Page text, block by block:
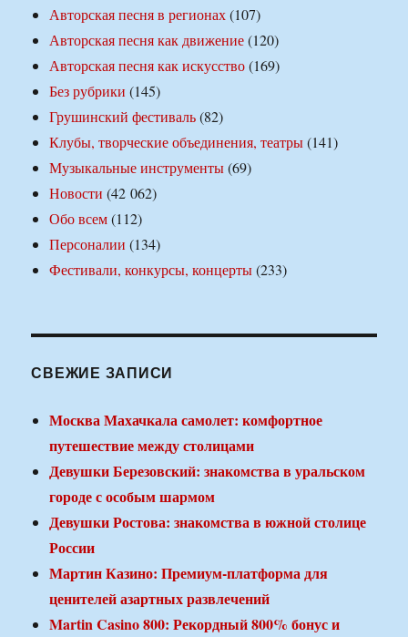
Авторская песня в регионах(107)
Авторская песня как движение(120)
Авторская песня как искусство(169)
Без рубрики (145)
Грушинский фестиваль(82)
Клубы, творческие объединения, театры(141)
Музыкальные инструменты(69)
Новости (42 062)
Обо всем(112)
Персоналии (134)
Фестивали, конкурсы, концерты(233)
СВЕЖИЕ ЗАПИСИ
Москва Махачкала самолет: комфортное
путешествие между столицами
Девушки Березовский: знакомства в уральском
городе с особым шармом
Девушки Ростова: знакомства в южной столице
России
Мартин Казино: Премиум-платформа для
ценителей азартных развлечений
Martin Casino 800: Рекордный 800% бонус и